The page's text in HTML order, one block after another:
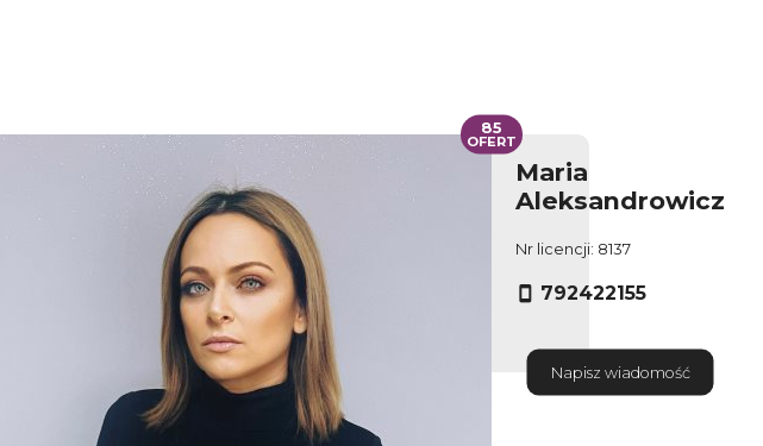
Maria
Aleksandrowicz
Nr licencji: 8137
792422155
Napisz wiadomość
85
OFERT